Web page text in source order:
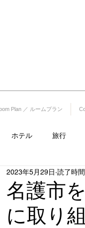
Plan ／ ルームプラン
ホテル 旅行
カーシェア レン
プロ野球キャンプ
名護市
に取り
2023年5月29日 読了時